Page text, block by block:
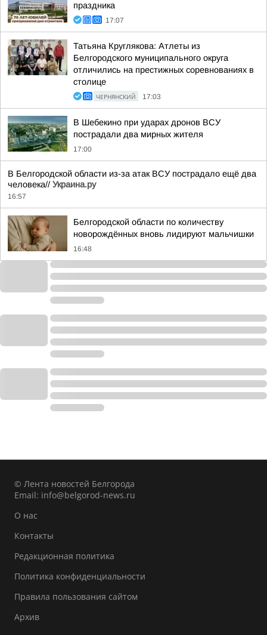
праздника
17:07
Татьяна Круглякова: Атлеты из
Белгородского муниципального округа
отличились на престижных соревнованиях в
столице
ЧЕРНЯНСКИЙ 17:03
В Шебекино при ударах дронов ВСУ
пострадали два мирных жителя
17:00
В Белгородской области из-за атак ВСУ пострадало ещё два
человека// Украина.ру
16:57
Белгородской области по количеству
новорождённых вновь лидируют мальчишки
16:48
© Лента новостей Белгорода
Email: info@belgorod-news.ru
О нас
Контакты
Редакционная политика
Политика конфиденциальности
Правила пользования сайтом
Архив